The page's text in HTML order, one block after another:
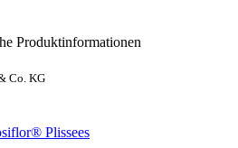
Produktinformationen
Plissees
Co. KG